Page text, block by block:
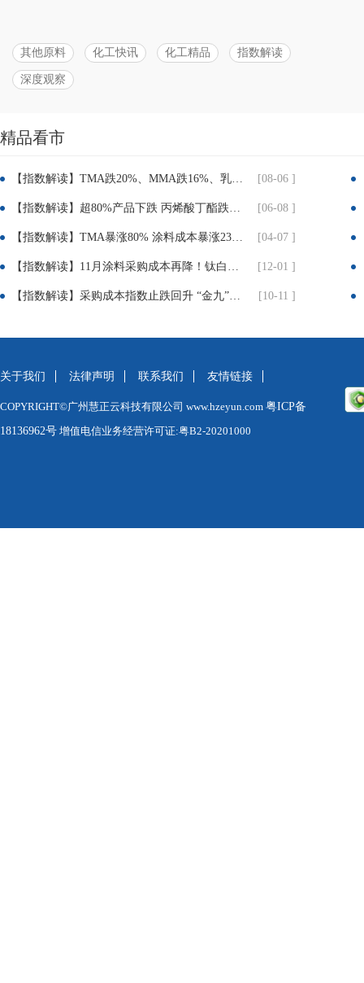
其他原料 化工快讯 化工精品 指数解读
深度观察
分
精品看市
[08-06 ]
[06-08 ]
[04-07 ]
[12-01 ]
[10-11 ]
关于我们 法律声明 联系我们 友情链接
COPYRIGHT©广州慧正云科技有限公司 www.hzeyun.com 粤ICP备
18136962号 增值电信业务经营许可证:粤B2-20201000